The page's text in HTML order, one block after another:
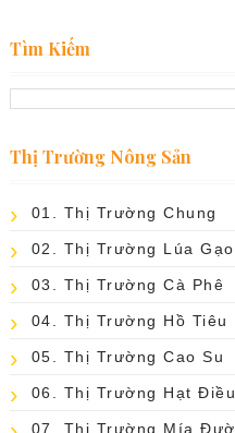
Tìm Kiếm
Thị Trường Nông Sản
01. Thị Trường Chung
02. Thị Trường Lúa Gạo
03. Thị Trường Cà Phê
04. Thị Trường Hồ Tiêu
05. Thị Trường Cao Su
06. Thị Trường Hạt Điều
07. Thị Trường Mía